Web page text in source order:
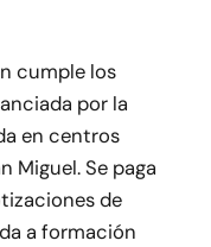
cumple los
por la
en centros
Miguel. Se paga
de
a formación